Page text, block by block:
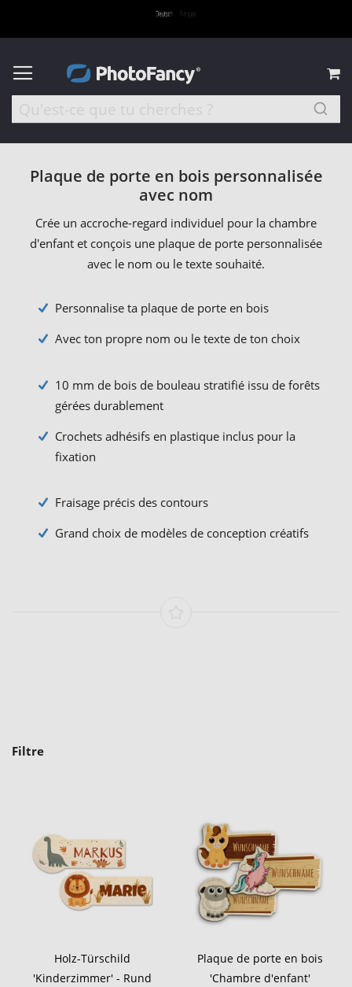
Plaque de porte en bois personnalisée
avec nom
Crée un accroche-regard individuel pour la chambre
d'enfant et conçois une plaque de porte personnalisée
avec le nom ou le texte souhaité.
Personnalise ta plaque de porte en bois
Avec ton propre nom ou le texte de ton choix
10 mm de bois de bouleau stratifié issu de forêts
gérées durablement
Crochets adhésifs en plastique inclus pour la
fixation
Fraisage précis des contours
Grand choix de modèles de conception créatifs
Filtre
Holz-Türschild
'Kinderzimmer' - Rund
Plaque de porte en bois
'Chambre d'enfant'